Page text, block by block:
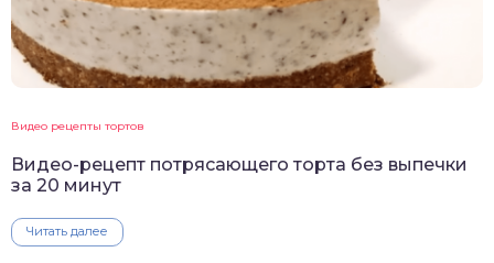
Видео рецепты тортов
Видео-рецепт потрясающего торта без выпечки
за 20 минут
Читать далее